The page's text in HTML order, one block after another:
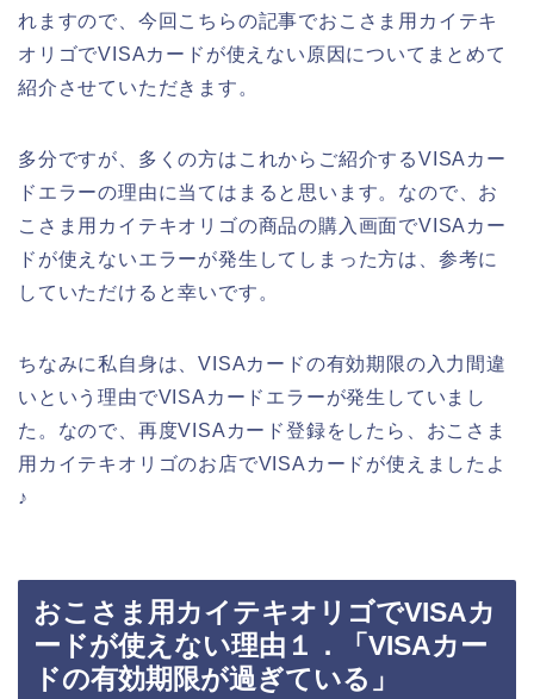
れますので、今回こちらの記事でおこさま用カイテキ
オリゴでVISAカードが使えない原因についてまとめて
紹介させていただきます。
多分ですが、多くの方はこれからご紹介するVISAカー
ドエラーの理由に当てはまると思います。なので、お
こさま用カイテキオリゴの商品の購入画面でVISAカー
ドが使えないエラーが発生してしまった方は、参考に
していただけると幸いです。
ちなみに私自身は、VISAカードの有効期限の入力間違
いという理由でVISAカードエラーが発生していまし
た。なので、再度VISAカード登録をしたら、おこさま
用カイテキオリゴのお店でVISAカードが使えましたよ
♪
おこさま用カイテキオリゴでVISAカ
ードが使えない理由１．「VISAカー
ドの有効期限が過ぎている」